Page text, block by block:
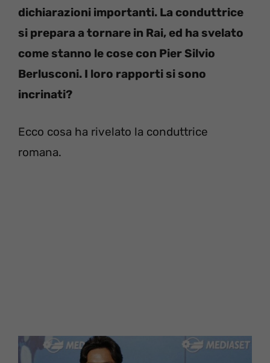
dichiarazioni importanti. La conduttrice
si prepara a tornare in Rai, ed ha svelato
come stanno le cose con Pier Silvio
Berlusconi. I loro rapporti si sono
incrinati?
Ecco cosa ha rivelato la conduttrice
romana.